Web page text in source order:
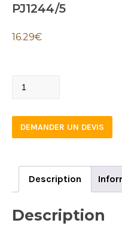
PJ1244/5
16.29€
PJ1244/5
DEMANDER UN DEVIS
Description
Description